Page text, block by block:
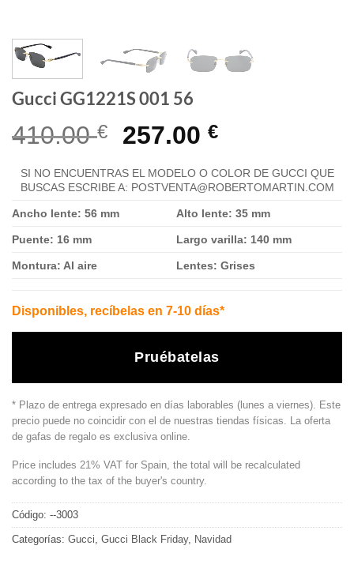
Gucci GG1221S 001 56
410.00€
El
original
410.00 €.
257.00 €El
actual
es:
257.00 €.
SI NO ENCUENTRAS EL MODELO O COLOR DE GUCCI QUE
BUSCAS ESCRIBE A: POSTVENTA@ROBERTOMARTIN.COM
Ancho lente: 56 mm Alto lente: 35 mm
Puente: 16 mm Largo varilla: 140 mm
Montura: Al aire Lentes: Grises
Disponibles, recíbelas en 7-10 días*
Pruébatelas
* Plazo de entrega expresado en días laborables (lunes a viernes). Este
precio puede no coincidir con el de nuestras tiendas físicas. La oferta
de gafas de regalo es exclusiva online.
Price includes 21% VAT for Spain, the total will be recalculated
according to the tax of the buyer's country.
Código: --3003
Categorías: Gucci, Gucci Black Friday, Navidad